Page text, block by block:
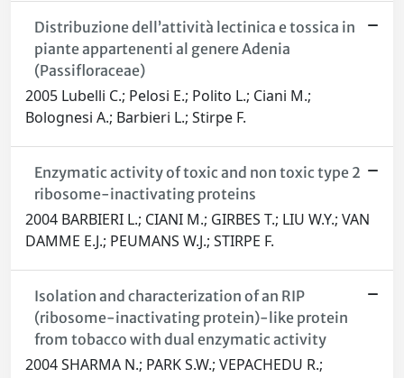
Distribuzione dell’attività lectinica e tossica in
piante appartenenti al genere Adenia
(Passifloraceae)
2005 Lubelli C.; Pelosi E.; Polito L.; Ciani M.;
Bolognesi A.; Barbieri L.; Stirpe F.
Enzymatic activity of toxic and non toxic type 2
ribosome-inactivating proteins
2004 BARBIERI L.; CIANI M.; GIRBES T.; LIU W.Y.; VAN
DAMME E.J.; PEUMANS W.J.; STIRPE F.
Isolation and characterization of an RIP
(ribosome-inactivating protein)-like protein
from tobacco with dual enzymatic activity
2004 SHARMA N.; PARK S.W.; VEPACHEDU R.;